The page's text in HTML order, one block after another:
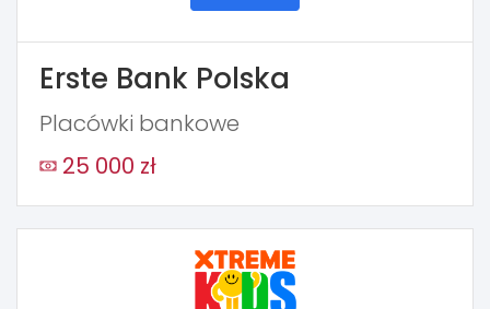
Erste Bank Polska
Placówki bankowe
25 000 zł